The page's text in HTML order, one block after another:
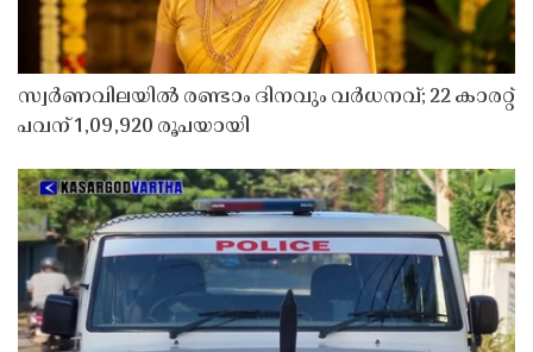
സ്വർണവിലയിൽ രണ്ടാം ദിനവും വർധനവ്; 22 കാരറ്റ്
പവന് 1,09,920 രൂപയായി